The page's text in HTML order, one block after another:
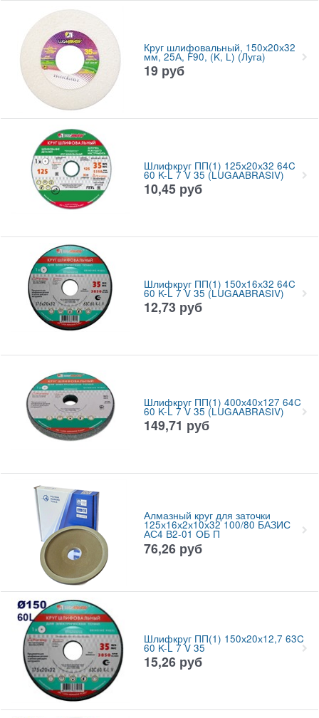
Круг шлифовальный, 150х20х32
мм, 25А, F90, (K, L) (Луга)
19 руб
Шлифкруг ПП(1) 125х20х32 64C
60 K-L 7 V 35 (LUGAABRASIV)
10,45 руб
Шлифкруг ПП(1) 150х16х32 64C
60 K-L 7 V 35 (LUGAABRASIV)
12,73 руб
Шлифкруг ПП(1) 400х40х127 64C
60 K-L 7 V 35 (LUGAABRASIV)
149,71 руб
Алмазный круг для заточки
125х16х2х10х32 100/80 БАЗИС
АС4 В2-01 ОБ П
76,26 руб
Шлифкруг ПП(1) 150х20х12,7 63C
60 K-L 7 V 35
15,26 руб